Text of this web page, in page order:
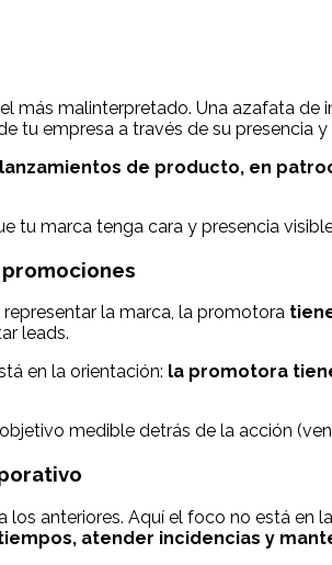
más malinterpretado. Una azafata
tu empresa a través de su presencia y
de producto, en
tu marca tenga cara y presencia
la marca, la promotora
leads.
en la orientación: la promotora
medible detrás de la acción
anteriores. Aquí el foco no está
atender incidencias y